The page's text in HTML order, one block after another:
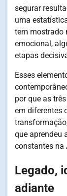
segurar
uma
tem mostrado
emocional,
etapas
Esses
por que as
em diferentes
que aprendeu
constantes na
Legado,
adiante